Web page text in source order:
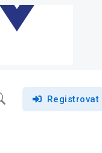
Registrovat